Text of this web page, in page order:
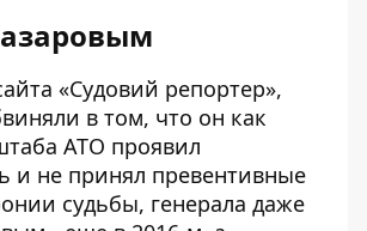
«Судовий репортер»,
в том, что он как
АТО проявил
и не принял превентивные
судьбы, генерала даже